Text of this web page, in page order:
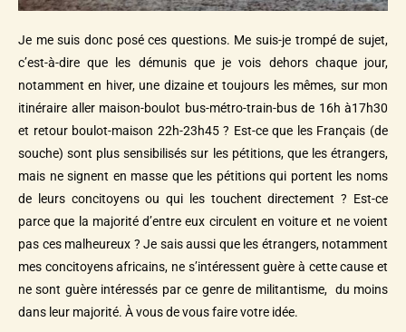
Je me suis donc posé ces questions. Me suis-je trompé de sujet,
c’est-à-dire que les démunis que je vois dehors chaque jour,
notamment en hiver, une dizaine et toujours les mêmes, sur mon
itinéraire aller maison-boulot bus-métro-train-bus de 16h à17h30
et retour boulot-maison 22h-23h45 ? Est-ce que les Français (de
souche) sont plus sensibilisés sur les pétitions, que les étrangers,
mais ne signent en masse que les pétitions qui portent les noms
de leurs concitoyens ou qui les touchent directement ? Est-ce
parce que la majorité d’entre eux circulent en voiture et ne voient
pas ces malheureux ? Je sais aussi que les étrangers, notamment
mes concitoyens africains, ne s’intéressent guère à cette cause et
ne sont guère intéressés par ce genre de militantisme, du moins
dans leur majorité. À vous de vous faire votre idée.